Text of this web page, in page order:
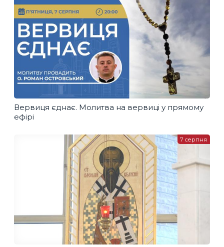
Вервиця єднає. Молитва на вервиці у прямому
ефірі
7 серпня